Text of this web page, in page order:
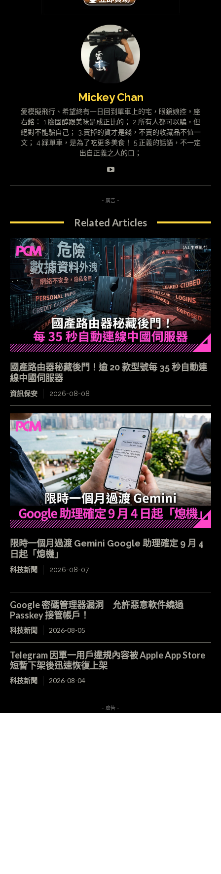
Mickey Chan
愛模擬飛行、希望終有一日回到單車上的宅，眼鏡娘控。座
右銘： 1.膽固醇跟美味是成正比的； 2.所有人都可以騙，但
絕對不能騙自己； 3.賣掉的貨才是錢，不賣的收藏品不值一
文； 4.踩單車，是為了吃更多美食！ 5.正義的話語，不一定
出自正義之人的口；
- 廣告 -
Related Articles
國產路由器秘藏後門！逾 20 款型號每 35 秒自動連
線中國伺服器
資訊保安 2026-08-08
限時一個月過渡 Gemini Google 助理確定 9 月 4
日起「熄機」
科技新聞 2026-08-07
Google 密碼管理器漏洞 允許惡意軟件繞過
Passkey 接管帳戶！
科技新聞 2026-08-05
Telegram 因單一用戶違規內容被 Apple App Store
短暫下架後迅速恢復上架
科技新聞 2026-08-04
- 廣告 -